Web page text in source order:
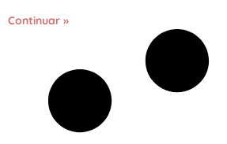
Continuar »